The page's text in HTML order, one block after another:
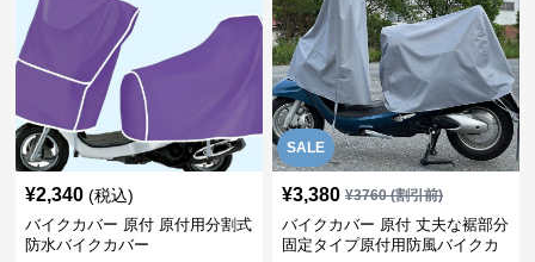
¥2,340 (税込)
バイクカバー 原付 原付用分割式
防水バイクカバー
SALE
¥3,380 ¥3760(割引前)
バイクカバー 原付 丈夫な裾部分
固定タイプ原付用防風バイクカ